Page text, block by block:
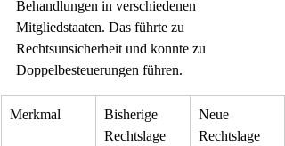
Behandlungen in verschiedenen
Mitgliedstaaten. Das führte zu
Rechtsunsicherheit und konnte zu
Doppelbesteuerungen führen.
Merkmal
Bisherige
Rechtslage
Neue
Rechtslage